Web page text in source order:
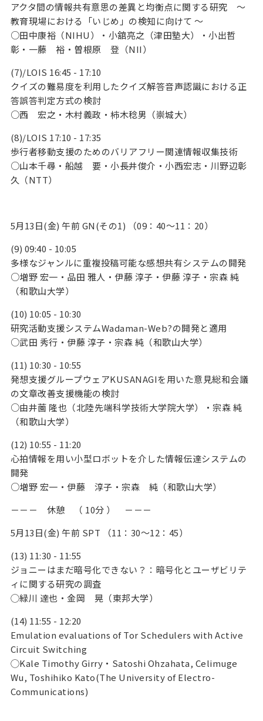
アクタ間の情報共有意思の差異と均衡点に関する研究 ～
教育現場における「いじめ」の検知に向けて ～
○田中康裕（NIHU）・小舘亮之（津田塾大）・小出哲
彰・一藤 裕・曽根原 登（NII）
(7)/LOIS 16:45 - 17:10
クイズの難易度を利用したクイズ解答音声認識における正
答誤答判定方式の検討
○西 宏之・木村義政・柿木稔男（崇城大）
(8)/LOIS 17:10 - 17:35
歩行者移動支援のためのバリアフリー関連情報収集技術
○山本千尋・船越 要・小長井俊介・小西宏志・川野辺彰
久（NTT）
5月13日(金) 午前 GN(その1) （09：40～11：20）
(9) 09:40 - 10:05
多様なジャンルに重複投稿可能な感想共有システムの開発
○増野 宏一・品田 雅人・伊藤 淳子・伊藤 淳子・宗森 純
（和歌山大学）
(10) 10:05 - 10:30
研究活動支援システムWadaman-Web?の開発と適用
○武田 秀行・伊藤 淳子・宗森 純（和歌山大学）
(11) 10:30 - 10:55
発想支援グループウェアKUSANAGIを用いた意見総和会議
の文章改善支援機能の検討
○由井薗 隆也（北陸先端科学技術大学院大学）・宗森 純
（和歌山大学）
(12) 10:55 - 11:20
心拍情報を用い小型ロボットを介した情報伝達システムの
開発
○増野 宏一・伊藤 淳子・宗森 純（和歌山大学）
－－－ 休憩 （ 10分 ） －－－
5月13日(金) 午前 SPT （11：30～12：45）
(13) 11:30 - 11:55
ジョニーはまだ暗号化できない？：暗号化とユーザビリテ
ィに関する研究の調査
◯緑川 達也・金岡 晃（東邦大学）
(14) 11:55 - 12:20
Emulation evaluations of Tor Schedulers with Active
Circuit Switching
◯Kale Timothy Girry・Satoshi Ohzahata, Celimuge
Wu, Toshihiko Kato(The University of Electro-
Communications)